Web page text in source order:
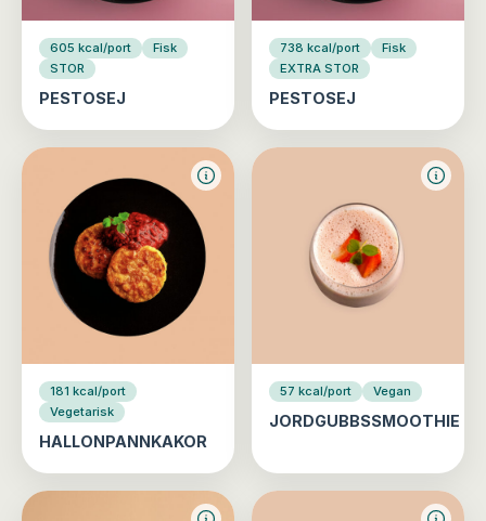
605 kcal/port
Fisk
STOR
PESTOSEJ
738 kcal/port
Fisk
EXTRA STOR
PESTOSEJ
181 kcal/port
Vegetarisk
HALLONPANNKAKOR
57 kcal/port Vegan
JORDGUBBSSMOOTHIE